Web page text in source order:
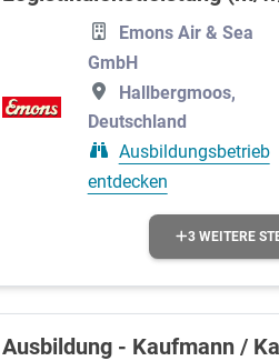
Emons Air & Sea
GmbH
Hallbergmoos,
Deutschland
Ausbildungsbetrieb
entdecken
3 WEITERE
Ausbildung - Kaufmann /